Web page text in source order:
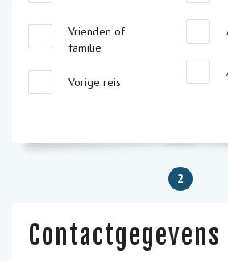
Vrienden of
familie
Vorige reis
2
Contactgegevens